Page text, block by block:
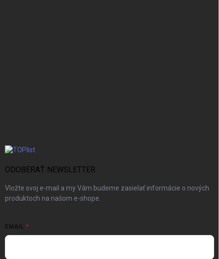
ODOBERAŤ NEWSLETTER
Vložte svoj e-mail a my Vám budeme zasielať informácie o nových
produktoch na našom e-shope.
EMAIL